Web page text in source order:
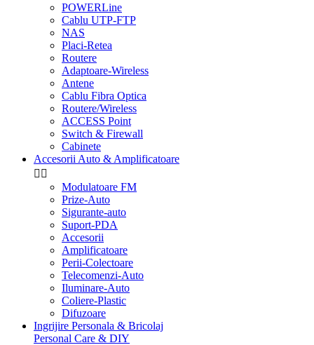
POWERLine
Cablu UTP-FTP
NAS
Placi-Retea
Routere
Adaptoare-Wireless
Antene
Cablu Fibra Optica
Routere/Wireless
ACCESS Point
Switch & Firewall
Cabinete
Accesorii Auto & Amplificatoare
 
Modulatoare FM
Prize-Auto
Sigurante-auto
Suport-PDA
Accesorii
Amplificatoare
Perii-Colectoare
Telecomenzi-Auto
Iluminare-Auto
Coliere-Plastic
Difuzoare
Ingrijire Personala & Bricolaj
Personal Care & DIY